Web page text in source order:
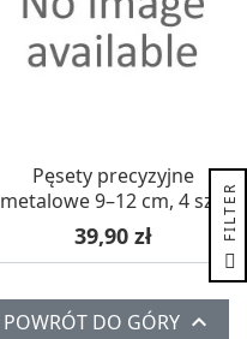
Pęsety precyzyjne
metalowe 9–12 cm, 4 szt.
– Creativ
Cena
39,90 zł
POWRÓT DO GÓRY 
R